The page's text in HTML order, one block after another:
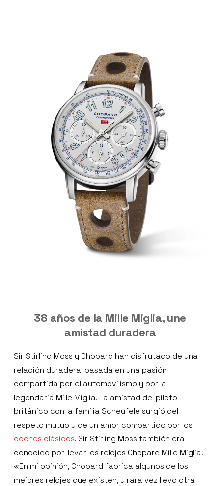
38 años de la Mille Miglia, une
amistad duradera
Sir Stirling Moss y Chopard han disfrutado de una
relación duradera, basada en una pasión
compartida por el automovilismo y por la
legendaria Mille Miglia. La amistad del piloto
británico con la familia Scheufele surgió del
respeto mutuo y de un amor compartido por los
coches clásicos. Sir Stirling Moss también era
conocido por llevar los relojes Chopard Mille Miglia.
«En mi opinión, Chopard fabrica algunos de los
mejores relojes que existen, y rara vez llevo otra